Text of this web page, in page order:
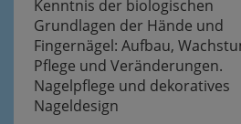
Kenntnis der biologischen
Grundlagen der Hände und
Fingernägel: Aufbau,
Pflege und Veränderungen.
Nagelpflege und dekoratives
Nageldesign